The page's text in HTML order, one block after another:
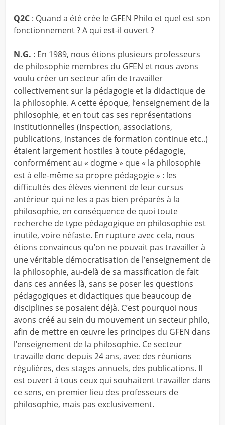
Q2C : Quand a été crée le GFEN Philo et quel est son
fonctionnement ? A qui est-il ouvert ?
N.G. : En 1989, nous étions plusieurs professeurs
de philosophie membres du GFEN et nous avons
voulu créer un secteur afin de travailler
collectivement sur la pédagogie et la didactique de
la philosophie. A cette époque, l’enseignement de la
philosophie, et en tout cas ses représentations
institutionnelles (Inspection, associations,
publications, instances de formation continue etc..)
étaient largement hostiles à toute pédagogie,
conformément au « dogme » que « la philosophie
est à elle-même sa propre pédagogie » : les
difficultés des élèves viennent de leur cursus
antérieur qui ne les a pas bien préparés à la
philosophie, en conséquence de quoi toute
recherche de type pédagogique en philosophie est
inutile, voire néfaste. En rupture avec cela, nous
étions convaincus qu’on ne pouvait pas travailler à
une véritable démocratisation de l’enseignement de
la philosophie, au-delà de sa massification de fait
dans ces années là, sans se poser les questions
pédagogiques et didactiques que beaucoup de
disciplines se posaient déjà. C’est pourquoi nous
avons créé au sein du mouvement un secteur philo,
afin de mettre en œuvre les principes du GFEN dans
l’enseignement de la philosophie. Ce secteur
travaille donc depuis 24 ans, avec des réunions
régulières, des stages annuels, des publications. Il
est ouvert à tous ceux qui souhaitent travailler dans
ce sens, en premier lieu des professeurs de
philosophie, mais pas exclusivement.